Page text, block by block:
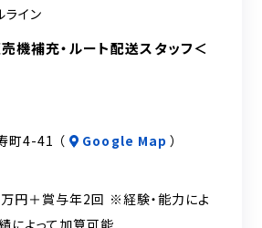
イン
機補充・ルート配送スタッフ＜
町4-41 （
Google Map ）
円＋賞与年2回 ※経験・能力によ
よって加算可能